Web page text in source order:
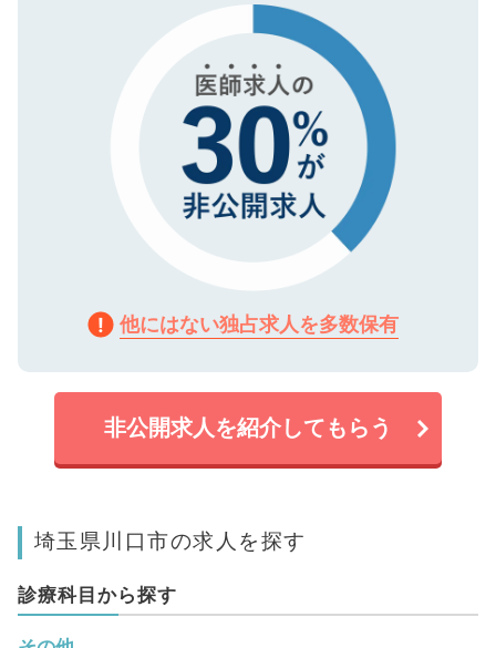
で、機密保持に関してもご安心ください。
他にはない独占求人を多数保有
非公開求人を紹介してもらう
埼玉県川口市の求人を探す
診療科目から探す